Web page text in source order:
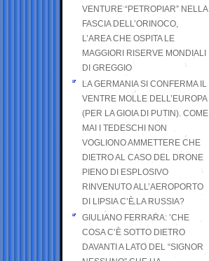
VENTURE “PETROPIAR” NELLA
FASCIA DELL’ORINOCO,
L’AREA CHE OSPITA LE
MAGGIORI RISERVE MONDIALI
DI GREGGIO
LA GERMANIA SI CONFERMA IL
VENTRE MOLLE DELL’EUROPA
(PER LA GIOIA DI PUTIN). COME
MAI I TEDESCHI NON
VOGLIONO AMMETTERE CHE
DIETRO AL CASO DEL DRONE
PIENO DI ESPLOSIVO
RINVENUTO ALL’AEROPORTO
DI LIPSIA C’È LA RUSSIA?
GIULIANO FERRARA: ’CHE
COSA C’È SOTTO DIETRO
DAVANTI A LATO DEL “SIGNOR